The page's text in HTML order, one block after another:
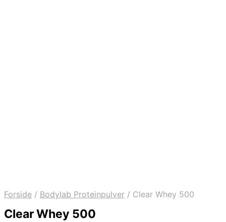
Forside / Bodylab Proteinpulver / Clear Whey 500
Clear Whey 500